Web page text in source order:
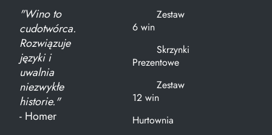
"Wino to
cudotwórca.
Rozwiązuje
języki i
uwalnia
niezwykłe
historie."
- Homer
Zestaw
6 win
Skrzynki
Prezentowe
Zestaw
12 win
Hurtownia